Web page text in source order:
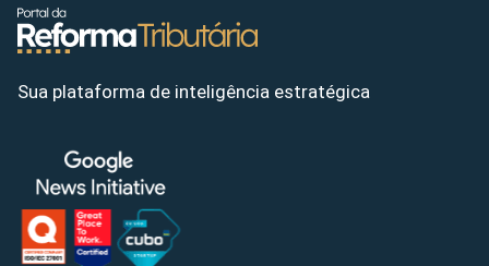
Sua plataforma de inteligência estratégica